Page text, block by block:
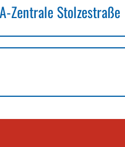
Zentrale Stolzestraße